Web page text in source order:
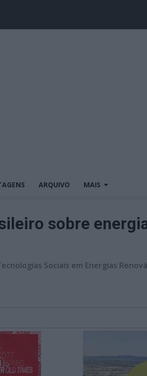
ARQUIVO MAIS
sobre
Sociais em Energias